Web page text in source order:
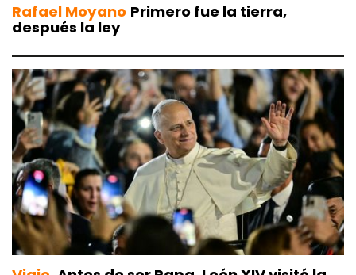
Rafael Moyano Primero fue la tierra,
después la ley